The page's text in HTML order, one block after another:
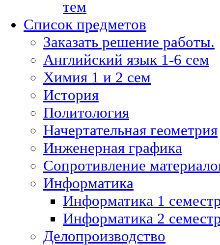
тем
Список предметов
Заказать решение работы.
Английский язык 1-6 сем
Химия 1 и 2 сем
История
Политология
Начертательная геометрия
Инженерная графика
Сопротивление
Информатика
Информатика 1
Информатика 2
Делопроизводство